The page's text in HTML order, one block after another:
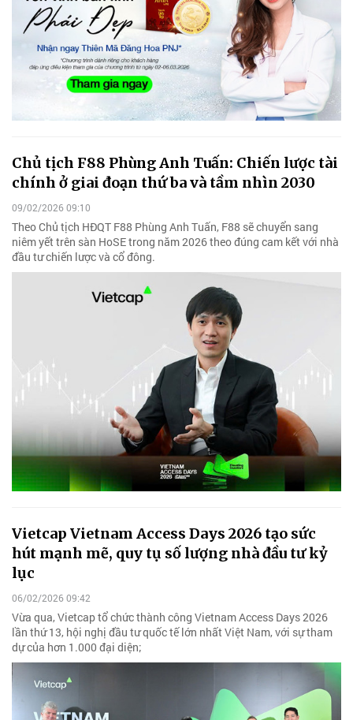
Chủ tịch F88 Phùng Anh Tuấn: Chiến lược tài
chính ở giai đoạn thứ ba và tầm nhìn 2030
09/02/2026 09:10
Theo Chủ tịch HĐQT F88 Phùng Anh Tuấn, F88 sẽ chuyển sang
niêm yết trên sàn HoSE trong năm 2026 theo đúng cam kết với nhà
đầu tư chiến lược và cổ đông.
Vietcap Vietnam Access Days 2026 tạo sức
hút mạnh mẽ, quy tụ số lượng nhà đầu tư kỷ
lục
06/02/2026 09:42
Vừa qua, Vietcap tổ chức thành công Vietnam Access Days 2026
lần thứ 13, hội nghị đầu tư quốc tế lớn nhất Việt Nam, với sự tham
dự của hơn 1.000 đại diện;